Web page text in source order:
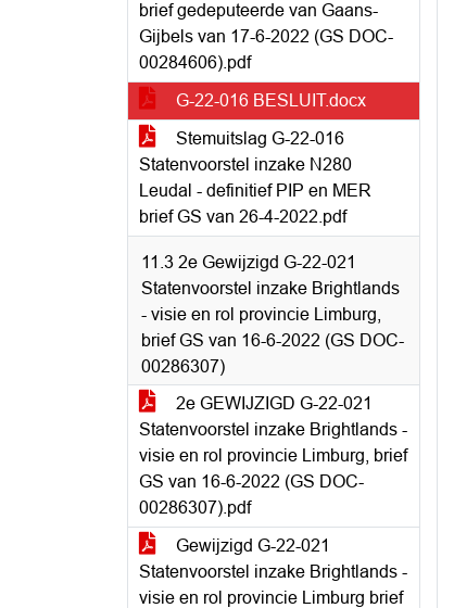
brief gedeputeerde van Gaans-
Gijbels van 17-6-2022 (GS DOC-
00284606).pdf
G-22-016 BESLUIT.docx
Stemuitslag G-22-016
Statenvoorstel inzake N280
Leudal - definitief PIP en MER
brief GS van 26-4-2022.pdf
11.3 2e Gewijzigd G-22-021
Statenvoorstel inzake Brightlands
- visie en rol provincie Limburg,
brief GS van 16-6-2022 (GS DOC-
00286307)
2e GEWIJZIGD G-22-021
Statenvoorstel inzake Brightlands -
visie en rol provincie Limburg, brief
GS van 16-6-2022 (GS DOC-
00286307).pdf
Gewijzigd G-22-021
Statenvoorstel inzake Brightlands -
visie en rol provincie Limburg brief